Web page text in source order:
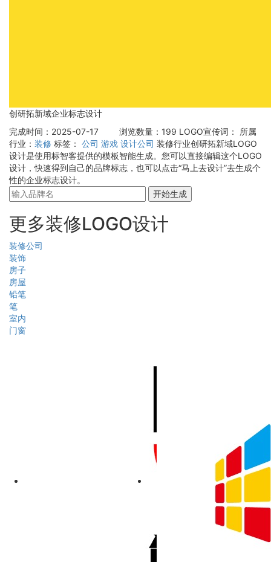
创研拓新域企业标志设计
完成时间：2025-07-17
浏览数量：199 LOGO宣传词：
所属
行业： 装修 标签： 公司 游戏 设计公司 装修行业创研拓新域LOGO
设计是使用标智客提供的模板智能生成。您可以直接编辑这个LOGO
设计，快速得到自己的品牌标志，也可以点击“马上去设计”去生成个
性的企业标志设计。
开始生成
更多装修LOGO设计
装修公司
装饰
房子
房屋
铅笔
笔
室内
门窗